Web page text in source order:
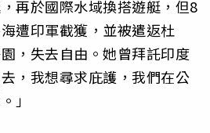
再於國際水域換搭遊艇，但8
遭印軍截獲，並被遣返杜
，失去自由。她曾拜託印度
，我想尋求庇護，我們在公
」